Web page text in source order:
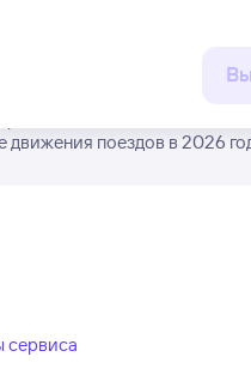
в Милославское.
движения поездов в 2026
сервиса